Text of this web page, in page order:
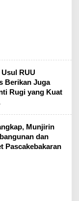
RUU
Berikan Juga
Rugi yang Kuat
Munjirin
dan
Pascakebakaran